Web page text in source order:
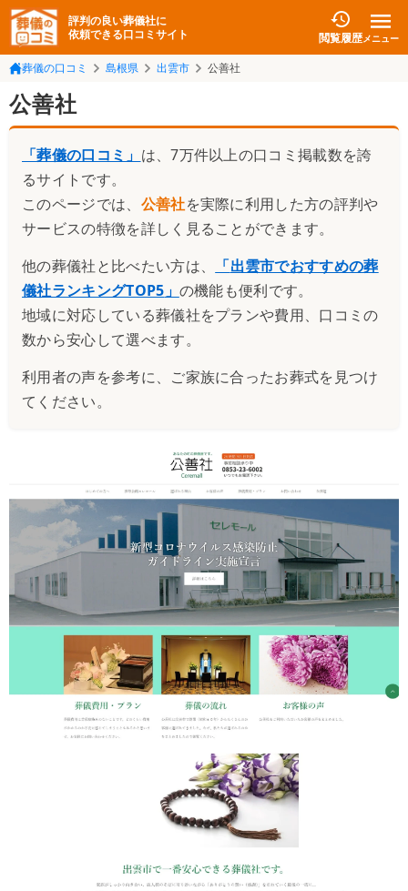
評判の良い葬儀社に
依頼できる口コミサイト
閲覧履歴メニュー
葬儀の口コミ 島根県 出雲市 公善社
公善社
「葬儀の口コミ」 は、7万件以上の口コミ掲載数を誇
るサイトです。
このページでは、 公善社を実際に利用した方の評判や
サービスの特徴を詳しく見ることができます。
他の葬儀社と比べたい方は、
「出雲市でおすすめの葬
儀社ランキングTOP5 」 の機能も便利です。
地域に対応している葬儀社をプランや費用、口コミの
数から安心して選べます。
利用者の声を参考に、ご家族に合ったお葬式を見つけ
てください。